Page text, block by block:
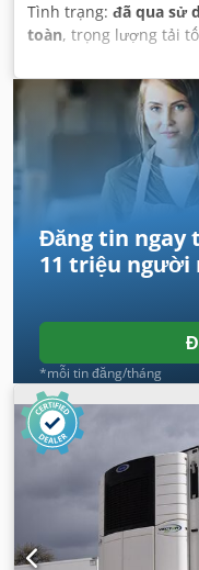
Tình trạng: đã qua sử
toàn, trọng lượng tải
, cấu
02/2023, tổng chiều
2.600 mm
, hệ thống
, Thiết
đầy đủ, trợ lực lái
Đăng tin ngay
11 triệu người
*mỗi tin đăng/tháng